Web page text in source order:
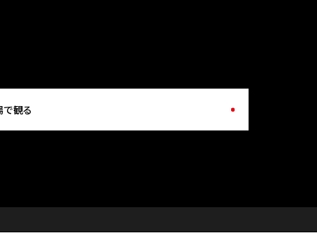
観る